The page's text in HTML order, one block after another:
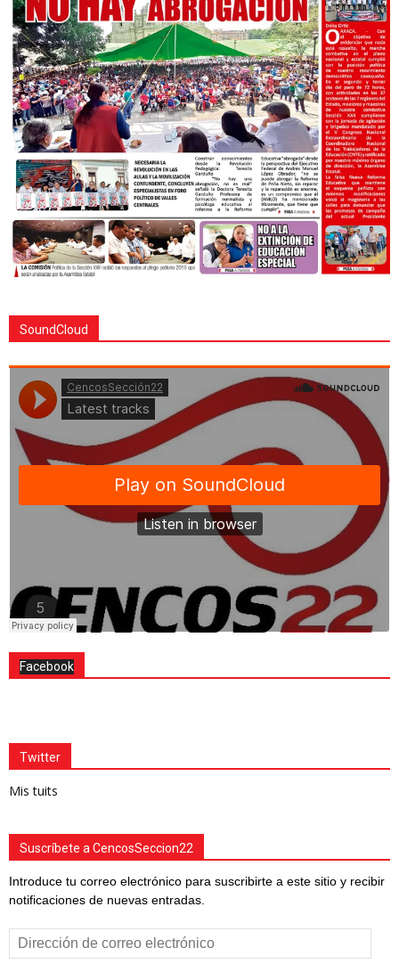
SoundCloud
Facebook
Twitter
Mis tuits
Suscríbete a CencosSeccion22
Introduce tu correo electrónico para suscribirte a este sitio y recibir
notificaciones de nuevas entradas.
Dirección
de